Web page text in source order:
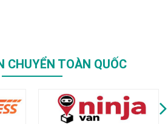
CHUYỂN TOÀN QUỐC